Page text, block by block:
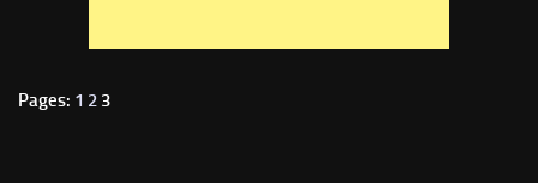
Pages: 1 2 3